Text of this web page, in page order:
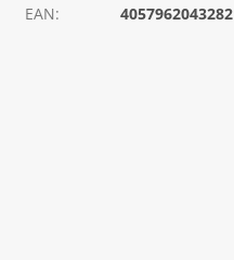
EAN: 4057962043282